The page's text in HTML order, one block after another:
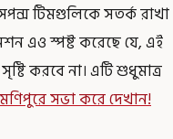
টিমগুলিকে সতর্ক রাখা
এও স্পষ্ট করেছে যে, এই
করবে না। এটি শুধুমাত্র
সভা করে দেখান!